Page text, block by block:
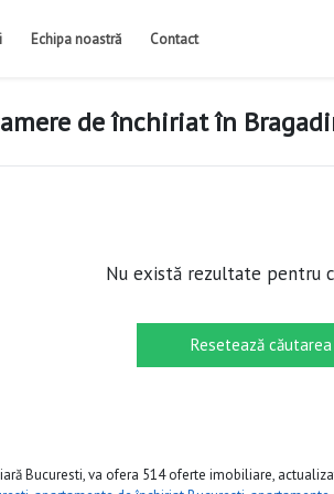
Echipa noastră Contact
de închiriat în
Nu există rezultate pentru
Resetează căutarea
Bucuresti, va ofera 514 oferte imobiliare,